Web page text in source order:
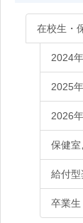
在校生・
2024
2025
2026
保健室
給付型
卒業生